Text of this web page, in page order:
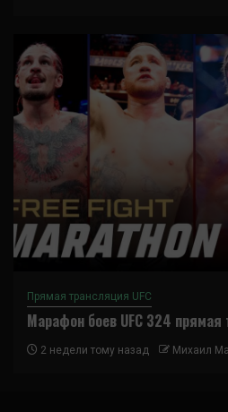
Прямая трансляция UFC
Марафон боев UFC 324 прямая
2 недели тому назад Михаил